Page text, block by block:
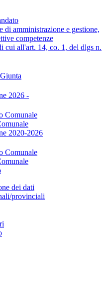
amministrazione e gestione,
competenze
all'art. 14, co. 1, del dlgs n.
2026 -
Comunale
2020-2026
Comunale
dei dati
provinciali